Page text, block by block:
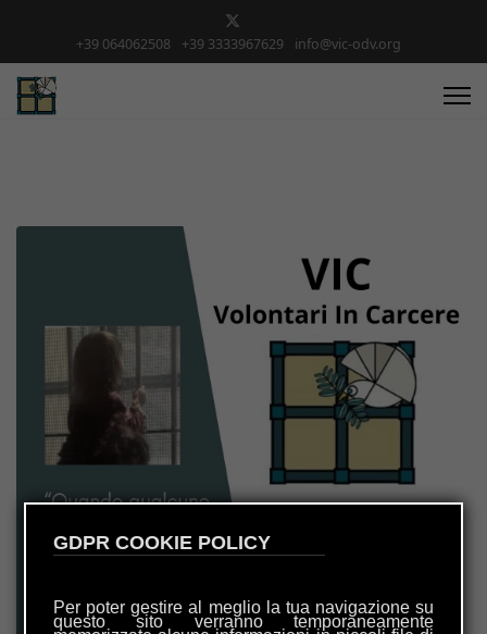
+39 064062508 +39 3333967629 info@vic-odv.org
GDPR COOKIE POLICY
Per poter gestire al meglio la tua navigazione su
questo sito verranno temporaneamente